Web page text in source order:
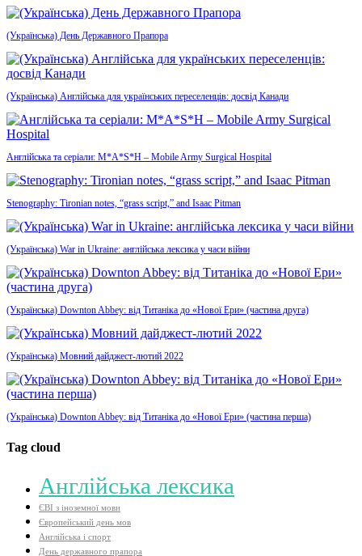
(Українська) День Державного Прапора
(Українська) Англійська для українських переселенців: досвід Канади
Англійська та серіали: M*A*S*H – Mobile Army Surgical Hospital
Stenography: Tironian notes, “grass script,” and Isaac Pitman
(Українська) War in Ukraine: англійська лексика у часи війни
(Українська) Downton Abbey: від Титаніка до «Нової Ери» (частина друга)
(Українська) Мовний дайджест-лютий 2022
(Українська) Downton Abbey: від Титаніка до «Нової Ери» (частина перша)
Tag cloud
Aнглійська лексика
ЄВІ з іноземної мови
Європейський день мов
Англійська і спорт
День державного прапора